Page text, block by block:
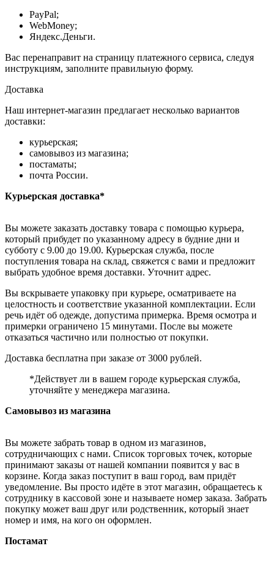
PayPal;
WebMoney;
Яндекс.Деньги.
Вас перенаправит на страницу платежного сервиса, следуя
инструкциям, заполните правильную форму.
Доставка
Наш интернет-магазин предлагает несколько вариантов
доставки:
курьерская;
самовывоз из магазина;
постаматы;
почта России.
Курьерская доставка*
Вы можете заказать доставку товара с помощью курьера,
который прибудет по указанному адресу в будние дни и
субботу с 9.00 до 19.00. Курьерская служба, после
поступления товара на склад, свяжется с вами и предложит
выбрать удобное время доставки. Уточнит адрес.
Вы вскрываете упаковку при курьере, осматриваете на
целостность и соответствие указанной комплектации. Если
речь идёт об одежде, допустима примерка. Время осмотра и
примерки ограничено 15 минутами. После вы можете
отказаться частично или полностью от покупки.
Доставка бесплатна при заказе от 3000 рублей.
*Действует ли в вашем городе курьерская служба,
уточняйте у менеджера магазина.
Самовывоз из магазина
Вы можете забрать товар в одном из магазинов,
сотрудничающих с нами. Список торговых точек, которые
принимают заказы от нашей компании появится у вас в
корзине. Когда заказ поступит в ваш город, вам придёт
уведомление. Вы просто идёте в этот магазин, обращаетесь к
сотруднику в кассовой зоне и называете номер заказа. Забрать
покупку может ваш друг или родственник, который знает
номер и имя, на кого он оформлен.
Постамат